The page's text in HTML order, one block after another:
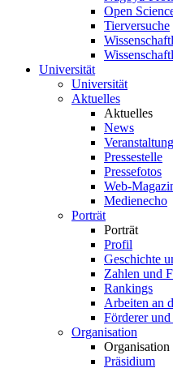
Open
Tierversuche
Universität
Universität
Aktuelles
Aktuelles
News
Pressestelle
Pressefotos
Web-
Medienecho
Porträt
Porträt
Profil
Geschichte
Zahlen und
Rankings
Arbeiten an
Förderer
Organisation
Organisation
Präsidium